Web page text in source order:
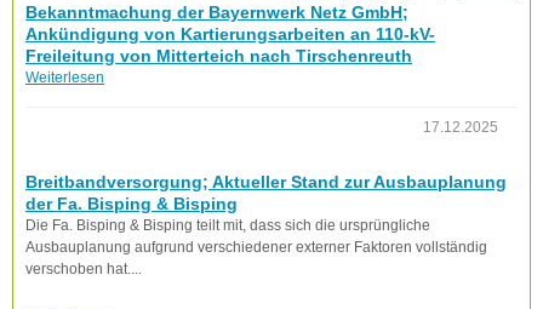
Bekanntmachung der Bayernwerk Netz GmbH;
Ankündigung von Kartierungsarbeiten an 110-kV-
Freileitung von Mitterteich nach Tirschenreuth
Weiterlesen
17.12.2025
Breitbandversorgung; Aktueller Stand zur Ausbauplanung
der Fa. Bisping & Bisping
Die Fa. Bisping & Bisping teilt mit, dass sich die ursprüngliche
Ausbauplanung aufgrund verschiedener externer Faktoren vollständig
verschoben hat....